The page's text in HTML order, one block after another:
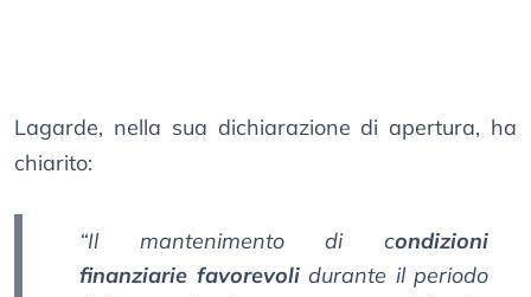
Lagarde, nella sua dichiarazione di apertura, ha
chiarito:
“Il mantenimento di condizioni
finanziarie favorevolidurante il periodo